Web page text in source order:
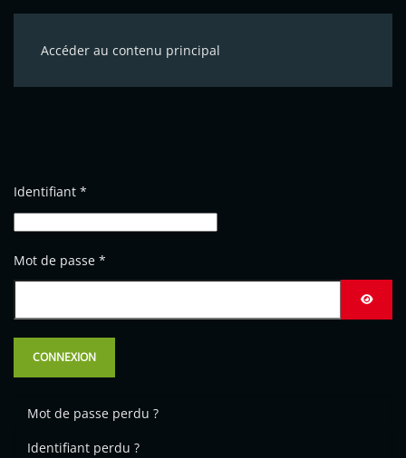
Accéder au contenu principal
Identifiant *
Mot de passe *
CONNEXION
Mot de passe perdu ?
Identifiant perdu ?